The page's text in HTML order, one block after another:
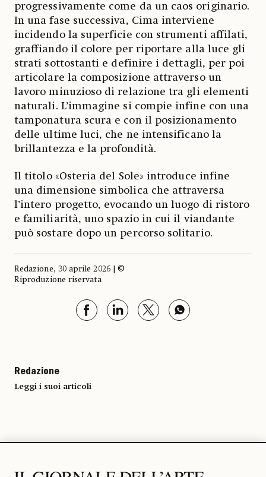
progressivamente come da un caos originario.
In una fase successiva, Cima interviene
incidendo la superficie con strumenti affilati,
graffiando il colore per riportare alla luce gli
strati sottostanti e definire i dettagli, per poi
articolare la composizione attraverso un
lavoro minuzioso di relazione tra gli elementi
naturali. L’immagine si compie infine con una
tamponatura scura e con il posizionamento
delle ultime luci, che ne intensificano la
brillantezza e la profondità.
Il titolo «Osteria del Sole» introduce infine
una dimensione simbolica che attraversa
l’intero progetto, evocando un luogo di ristoro
e familiarità, uno spazio in cui il viandante
può sostare dopo un percorso solitario.
Redazione, 30 aprile 2026 | ©
Riproduzione riservata
Redazione
Leggi i suoi articoli